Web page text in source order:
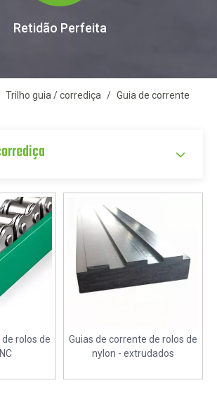
Retidão Perfeita
Trilho guia / corrediça / Guia de corrente
rolos de
Guias de corrente de rolos de
nylon - extrudados